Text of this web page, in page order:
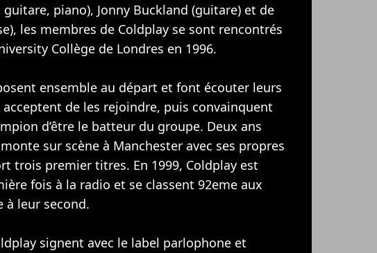
piano), Jonny Buckland (guitare) et de
les membres de Coldplay se sont rencontrés
Collège de Londres en 1996.
ensemble au départ et font écouter leurs
acceptent de les rejoindre, puis convainquent
d’être le batteur du groupe. Deux ans
sur scène à Manchester avec ses propres
trois premier titres. En 1999, Coldplay est
fois à la radio et se classent 92eme aux
à leur second.
signent avec le label parlophone et